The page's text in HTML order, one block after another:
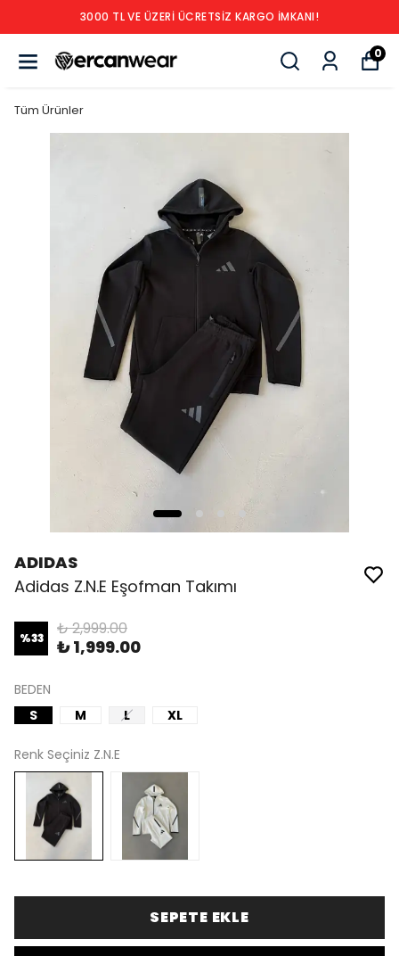
3000 TL VE ÜZERİ ÜCRETSİZ KARGO İMKANI!
0
Tüm Ürünler
ADIDAS
Adidas Z.N.E Eşofman Takımı
%33 ₺ 2,999.00
₺ 1,999.00
BEDEN
S
M L XL
Renk Seçiniz Z.N.E
SEPETE EKLE